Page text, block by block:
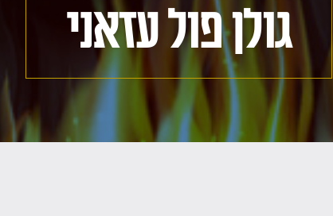
גולן פול עזאני